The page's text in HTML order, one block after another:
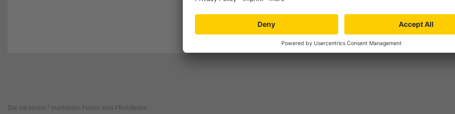
Die mit einem * markierten Felder sind Pflichtfelder.